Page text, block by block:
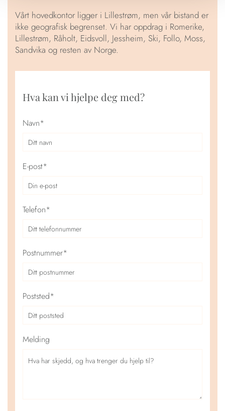
Vårt hovedkontor ligger i Lillestrøm, men vår bistand er
ikke geografisk begrenset. Vi har oppdrag i Romerike,
Lillestrøm, Råholt, Eidsvoll, Jessheim, Ski, Follo, Moss,
Sandvika og resten av Norge.
Hva kan vi hjelpe deg med?
Navn*
E-post*
Telefon*
Postnummer*
Poststed*
Melding